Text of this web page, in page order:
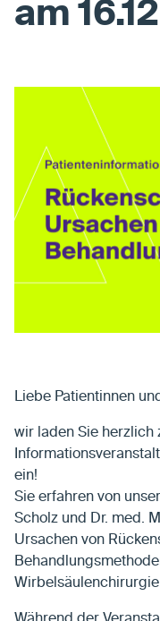
am
Liebe Patientinnen
wir laden Sie herzlich
ein!
Sie erfahren von
Scholz und Dr. med.
Ursachen von